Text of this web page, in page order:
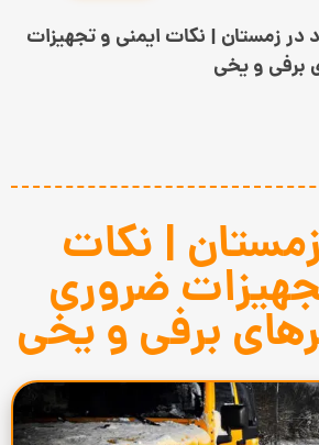
در زمستان | نکات ایمنی و تجهیزات
برفی و یخی
| نکات
ضروری
برفی و یخی